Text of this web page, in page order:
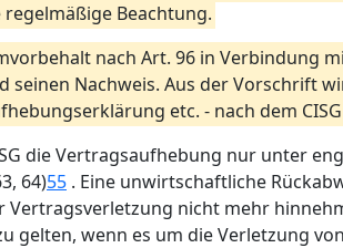
Beachtung.
nach Art. 96 in Verbindung
Nachweis. Aus der Vorschrift
etc. - nach dem
die Vertragsaufhebung nur unter
64)55 . Eine unwirtschaftliche
nicht mehr
gelten, wenn es um die Verletzung